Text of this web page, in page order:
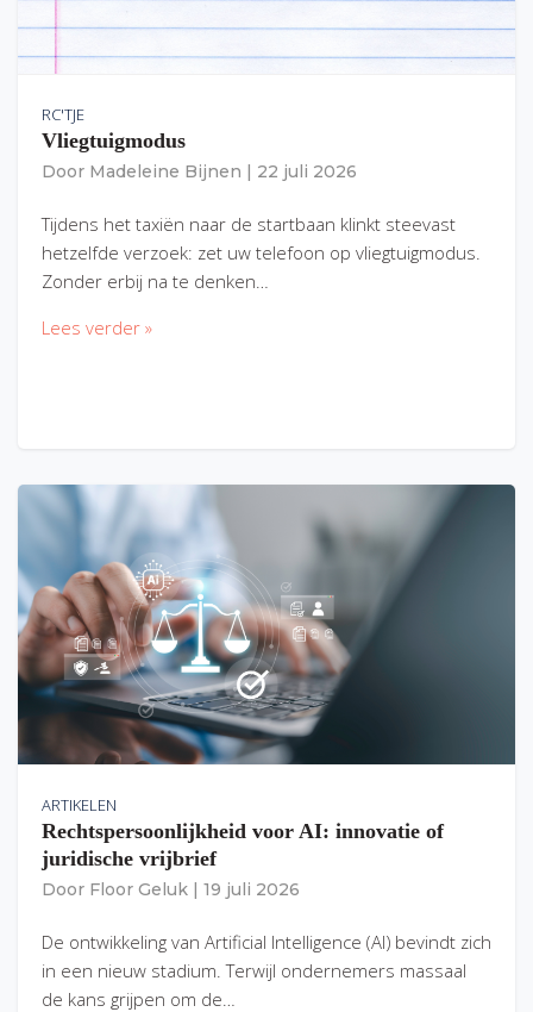
RC'TJE
Vliegtuigmodus
Door Madeleine Bijnen 22 juli 2026
Tijdens het taxiën naar de startbaan klinkt steevast
hetzelfde verzoek: zet uw telefoon op vliegtuigmodus.
Zonder erbij na te denken…
Lees verder »
ARTIKELEN
Rechtspersoonlijkheid voor AI: innovatie of
juridische vrijbrief
Door Floor Geluk 19 juli 2026
De ontwikkeling van Artificial Intelligence (AI) bevindt zich
in een nieuw stadium. Terwijl ondernemers massaal
de kans grijpen om de…